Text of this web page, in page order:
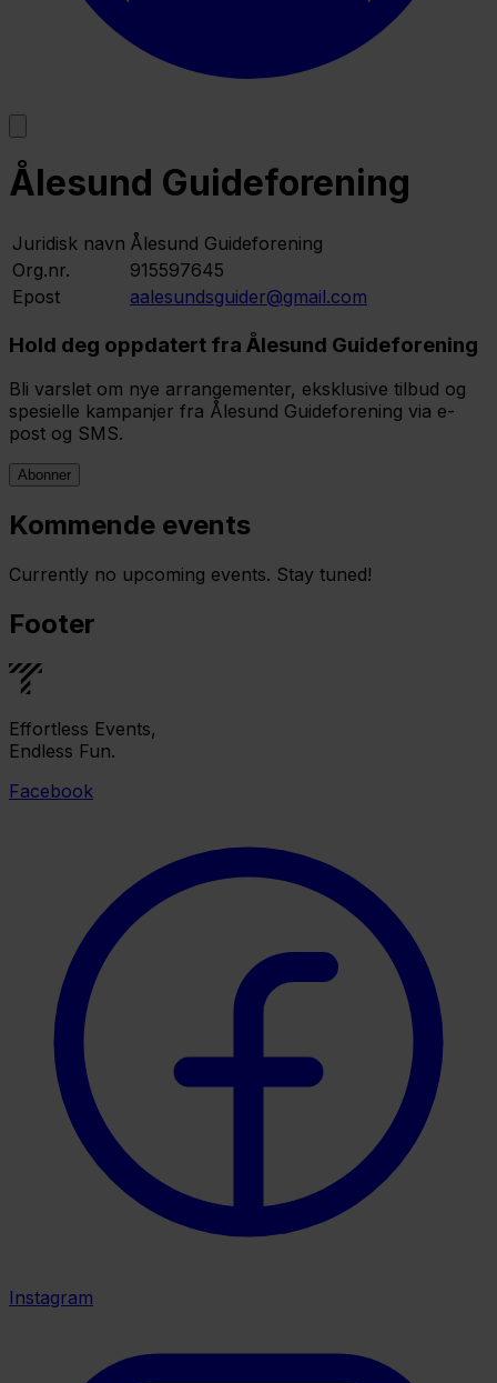
Ålesund Guideforening
Juridisk navn Ålesund Guideforening
Org.nr.
915597645
Epost
aalesundsguider@gmail.com
Hold deg oppdatert fra Ålesund Guideforening
Bli varslet om nye arrangementer, eksklusive tilbud og
spesielle kampanjer fra Ålesund Guideforening via e-
post og SMS.
Abonner
Kommende events
Currently no upcoming events. Stay tuned!
Footer
Effortless Events,
Endless Fun.
Facebook
Instagram